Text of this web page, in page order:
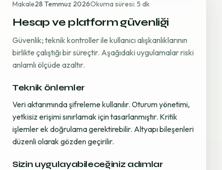
Makale28 Temmuz 2026Okuma süresi: 5 dk
Hesap ve platform güvenliği
Güvenlik; teknik kontroller ile kullanıcı alışkanlıklarının
birlikte çalıştığı bir süreçtir. Aşağıdaki uygulamalar riski
anlamlı ölçüde azaltır.
Teknik önlemler
Veri aktarımında şifreleme kullanılır. Oturum yönetimi,
yetkisiz erişimi sınırlamak için tasarlanmıştır. Kritik
işlemler ek doğrulama gerektirebilir. Altyapı bileşenleri
düzenli olarak gözden geçirilir.
Sizin uygulayabileceğiniz adımlar